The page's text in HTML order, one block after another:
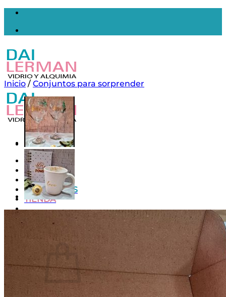
Saltar
contenido
Inicio
Nosotros
Contacto
MAYORISTAS
TIENDA
0
Inicio / Conjuntos para sorprender